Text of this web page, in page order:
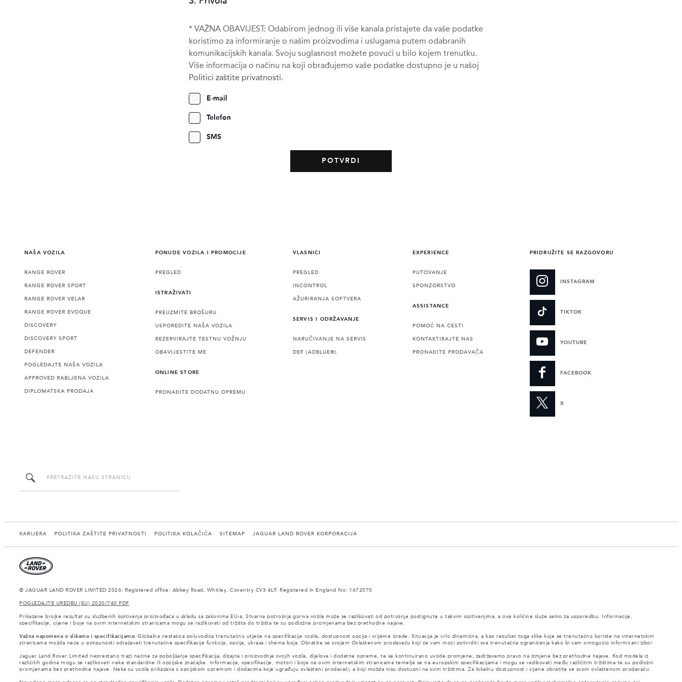
* VAŽNA OBAVIJEST: Odabirom jednog ili više kanala pristajete da vaše podatke
koristimo za informiranje o našim proizvodima i uslugama putem odabranih
komunikacijskih kanala. Svoju suglasnost možete povući u bilo kojem trenutku.
Više informacija o načinu na koji obrađujemo vaše podatke dostupno je u našoj
Politici zaštite privatnosti.
E-mail
Telefon
SMS
NAŠA VOZILA
RANGE ROVER
RANGE ROVER SPORT
RANGE ROVER VELAR
RANGE ROVER EVOQUE
DISCOVERY
DISCOVERY SPORT
DEFENDER
POGLEDAJTE NAŠA VOZILA
APPROVED RABLJENA VOZILA
DIPLOMATSKA PRODAJA
PONUDE VOZILA I PROMOCIJE
PREGLED
ISTRAŽIVATI
PREUZMITE BROŠURU
USPOREDITE NAŠA VOZILA
REZERVIRAJTE TESTNU VOŽNJU
OBAVIJESTITE ME
ONLINE STORE
PRONAĐITE DODATNU OPREMU
VLASNICI
PREGLED
INCONTROL
AŽURIRANJA SOFTVERA
SERVIS I ODRŽAVANJE
NARUČIVANJE NA SERVIS
DEF (ADBLUE®)
EXPERIENCE
PUTOVANJE
SPONZORSTVO
ASSISTANCE
POMOĆ NA CESTI
KONTAKTIRAJTE NAS
PRONAĐITE PRODAVAČA
PRIDRUŽITE SE RAZGOVORU
INSTAGRAM
TIKTOK
YOUTUBE
FACEBOOK
X
KARIJERA POLITIKA ZAŠTITE PRIVATNOSTI POLITIKA KOLAČIĆA SITEMAP JAGUAR LAND ROVER KORPORACIJA
© JAGUAR LAND ROVER LIMITED 2026: Registered office: Abbey Road, Whitley, Coventry CV3 4LF. Registered in England No: 1672070
POGLEDAJTE UREDBU (EU) 2020/740 PDF
Prikazane brojke rezultat su službenih ispitivanja proizvođača u skladu sa zakonima EU-a. Stvarna potrošnja goriva vozila može se razlikovati od potrošnje postignute u takvim ispitivanjima, a ove količine služe samo za usporedbu. Informacije,
specifikacije, cijene i boje na ovim internetskim stranicama mogu se razlikovati od tržišta do tržišta te su podložne promjenama bez prethodne najave.
Važna napomena o slikama i specifikacijama: Globalna nestašica poluvodiča trenutačno utječe na specifikacije vozila, dostupnost opcija i vrijeme izrade. Situacija je vrlo dinamična, a kao rezultat toga slike koje se trenutačno koriste na internetskim
stranicama možda neće u potpunosti odražavati trenutačne specifikacije funkcija, opcija, ukrasa i shema boja. Obratite se svojem Ovlaštenom prodavaču koji će vam moći potvrditi sva trenutačna ograničenja kako bi vam omogućio informirani izbor
Jaguar Land Rover Limited neprestano traži načine za poboljšanje specifikacija, dizajna i proizvodnje svojih vozila, dijelova i dodatne opreme, te se kontinuirano uvode promjene; zadržavamo pravo na izmjene bez prethodne najave. Kod modela iz
različitih godina mogu se razlikovati neke standardne ili opcijske značajke. Informacije, specifikacije, motori i boje na ovim internetskim stranicama temelje se na europskim specifikacijama i mogu se razlikovati među različitim tržištima te su podložni
promjenama bez prethodne najave. Neka su vozila prikazana s opcijskom opremom i dodacima koje ugrađuju ovlašteni prodavači, a koji možda nisu dostupni na svim tržištima. Za lokalnu dostupnost i cijene obratite se svom ovlaštenom prodavaču.